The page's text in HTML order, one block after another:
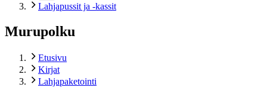
Lahjapussit ja -kassit
Murupolku
Etusivu
Kirjat
Lahjapaketointi